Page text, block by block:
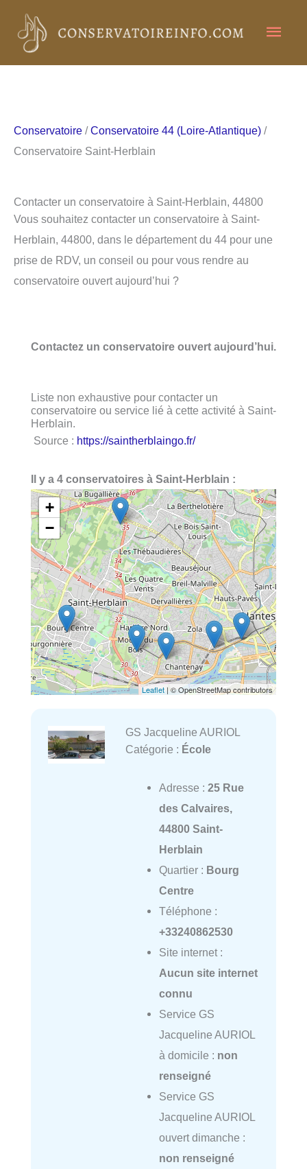
contenu
Conservatoire /Conservatoire 44 (Loire-Atlantique) /
Conservatoire Saint-Herblain
Contacter un conservatoire à Saint-Herblain, 44800
Vous souhaitez contacter un conservatoire à Saint-
Herblain, 44800, dans le département du 44 pour une
prise de RDV, un conseil ou pour vous rendre au
conservatoire ouvert aujourd’hui ?
Contactez un conservatoire ouvert aujourd’hui.
Liste non exhaustive pour contacter un
conservatoire ou service lié à cette activité à Saint-
Herblain.
Source : https://saintherblaingo.fr/
Il y a 4 conservatoires à Saint-Herblain :
+
−
Leaflet | © OpenStreetMap contributors
GS Jacqueline AURIOL
Catégorie : École
Adresse : 25 Rue
des Calvaires,
44800 Saint-
Herblain
Quartier : Bourg
Centre
Téléphone :
+33240862530
Site internet :
Aucun site internet
connu
Service GS
Jacqueline AURIOL
à domicile : non
renseigné
Service GS
Jacqueline AURIOL
ouvert dimanche :
non renseigné